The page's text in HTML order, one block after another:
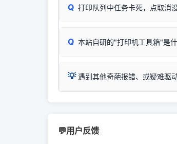
：Canon G3820、G3821
咱几乎每天都在远程帮网友安装
检查操作面板上是否有类似无
若打印机本身带有网口/WiFi，请
（备选方案）通过"网络打印共享
⚠️ ARM架构笔记本提醒：若您
X86/X64 驱动将无法兼容，必须
Q 打印队列中任务卡死，点取消
Q 本站自研的"打印机工具箱"是
一键重启打印服务，清除各种
智能扫描并查看打印机当前的
💡 遇到其他奇葩报错、或疑难驱
💬用户反馈